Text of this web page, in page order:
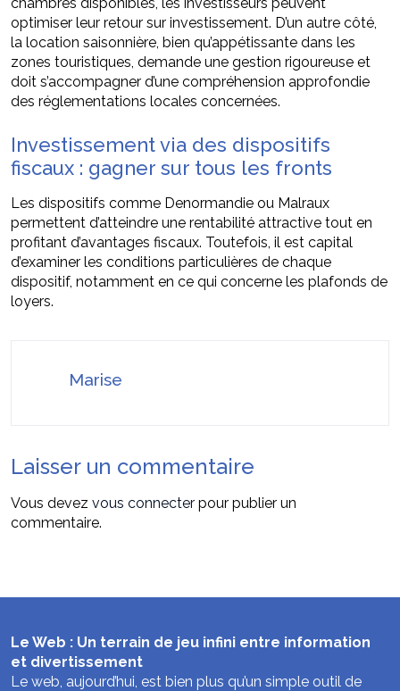
optimiser leur retour sur investissement. D’un autre côté,
la location saisonnière, bien qu’appétissante dans les
zones touristiques, demande une gestion rigoureuse et
doit s’accompagner d’une compréhension approfondie
des réglementations locales concernées.
Investissement via des dispositifs
fiscaux : gagner sur tous les fronts
Les dispositifs comme Denormandie ou Malraux
permettent d’atteindre une rentabilité attractive tout en
profitant d’avantages fiscaux. Toutefois, il est capital
d’examiner les conditions particulières de chaque
dispositif, notamment en ce qui concerne les plafonds de
loyers.
Marise
Laisser un commentaire
Vous devez vous connecter pour publier un
commentaire.
Le Web : Un terrain de jeu infini entre information
et divertissement
Le web, aujourd’hui, est bien plus qu’un simple outil de